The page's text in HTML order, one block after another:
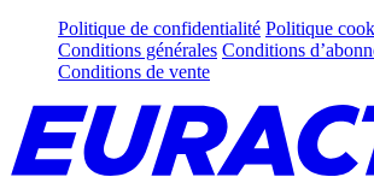
Politique de confidentialité Politique
Conditions générales Conditions
Conditions de vente